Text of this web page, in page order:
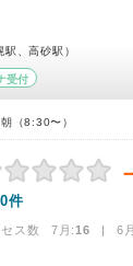
、高砂駅）
受付
朝（8:30〜）
0件
セス数 7月:16 | 6